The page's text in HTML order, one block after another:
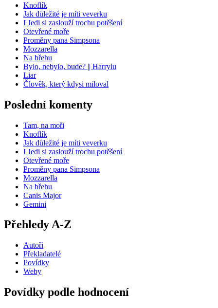
Knoflík
Jak důležité je míti veverku
I Jedi si zaslouží trochu potěšení
Otevřené moře
Proměny pana Simpsona
Mozzarella
Na břehu
Bylo, nebylo, bude? || Harrylu
Liar
Člověk, který kdysi miloval
Poslední komenty
Tam, na moři
Knoflík
Jak důležité je míti veverku
I Jedi si zaslouží trochu potěšení
Otevřené moře
Proměny pana Simpsona
Mozzarella
Na břehu
Canis Major
Gemini
Přehledy A-Z
Autoři
Překladatelé
Povídky
Weby
Povídky podle hodnocení